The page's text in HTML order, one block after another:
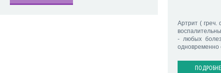
Артрит ( греч.
- любых
одновременно